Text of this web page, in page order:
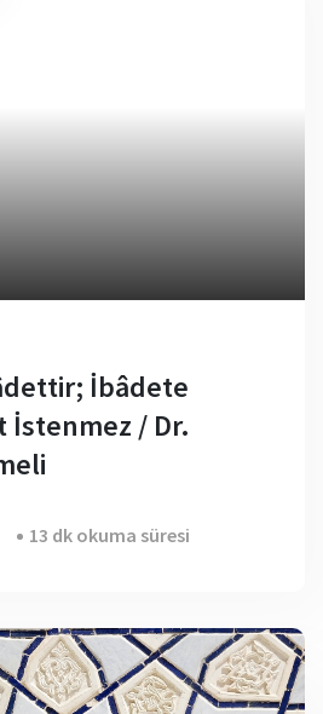
İbâdete
İstenmez / Dr.
13 dk okuma süresi